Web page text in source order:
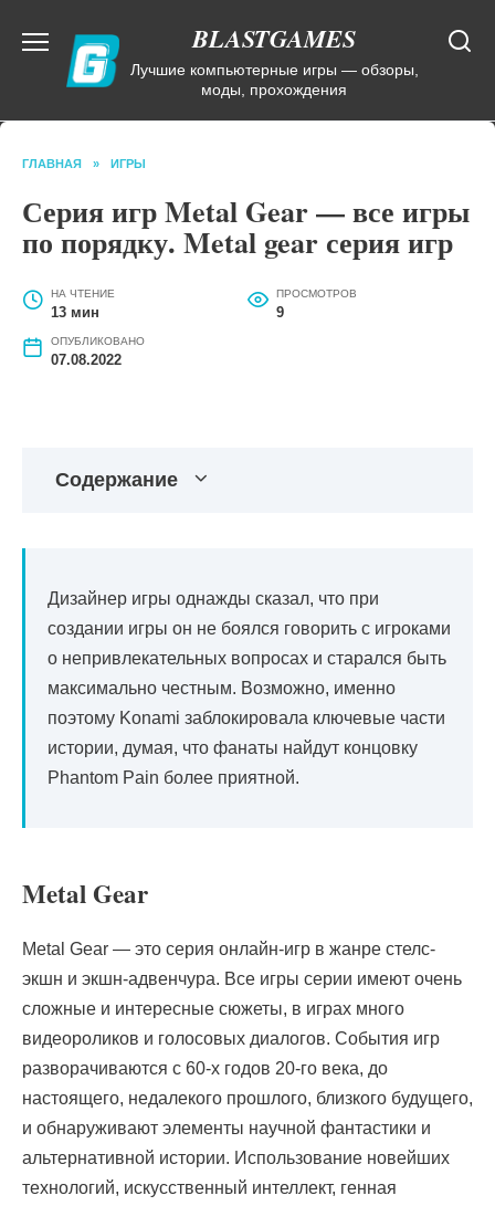
содержанию
BLASTGAMES
Лучшие компьютерные игры — обзоры,
моды, прохождения
ГЛАВНАЯ » ИГРЫ
Серия игр Metal Gear — все игры
по порядку. Metal gear серия игр
НА ЧТЕНИЕ
13 мин
ПРОСМОТРОВ
9
ОПУБЛИКОВАНО
07.08.2022
Содержание
Дизайнер игры однажды сказал, что при
создании игры он не боялся говорить с игроками
о непривлекательных вопросах и старался быть
максимально честным. Возможно, именно
поэтому Konami заблокировала ключевые части
истории, думая, что фанаты найдут концовку
Phantom Pain более приятной.
Metal Gear
Metal Gear — это серия онлайн-игр в жанре стелс-
экшн и экшн-адвенчура. Все игры серии имеют очень
сложные и интересные сюжеты, в играх много
видеороликов и голосовых диалогов. События игр
разворачиваются с 60-х годов 20-го века, до
настоящего, недалекого прошлого, близкого будущего,
и обнаруживают элементы научной фантастики и
альтернативной истории. Использование новейших
технологий, искусственный интеллект, генная